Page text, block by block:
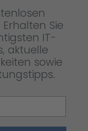
Sie
IT-
aktuelle
sowie